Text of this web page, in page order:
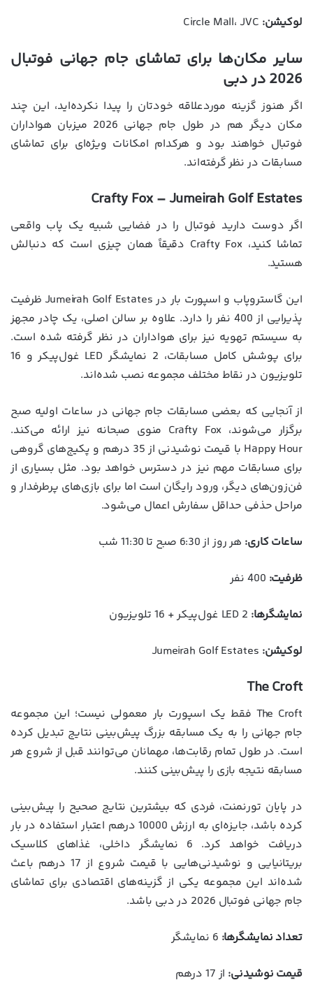
لوکیشن:
سایر مکان‌ها برای تماشای جام جهانی فوتبال
2026 در دبی
اگر هنوز گزینه موردعلاقه خودتان را پیدا نکرده‌اید، این چند
مکان دیگر هم در طول جام جهانی 2026 میزبان هواداران
فوتبال خواهند بود و هرکدام امکانات ویژه‌ای برای تماشای
مسابقات در نظر گرفته‌اند.
Crafty Fox – Jumeirah Golf Estates
اگر دوست دارید فوتبال را در فضایی شبیه یک پاب واقعی
تماشا کنید، Crafty Fox دقیقاً همان چیزی است که دنبالش
هستید.
این گاستروپاب و اسپورت بار در Jumeirah Golf Estates ظرفیت
پذیرایی از 400 نفر را دارد. علاوه بر سالن اصلی، یک چادر مجهز
به سیستم تهویه نیز برای هواداران در نظر گرفته شده است.
برای پوشش کامل مسابقات، 2 نمایشگر LED غول‌پیکر و 16
تلویزیون در نقاط مختلف مجموعه نصب شده‌اند.
از آنجایی که بعضی مسابقات جام جهانی در ساعات اولیه صبح
برگزار می‌شوند، Crafty Fox منوی صبحانه نیز ارائه می‌کند.
Happy Hour با قیمت نوشیدنی از 35 درهم و پکیج‌های گروهی
برای مسابقات مهم نیز در دسترس خواهد بود. مثل بسیاری از
فن‌زون‌های دیگر، ورود رایگان است اما برای بازی‌های پرطرفدار و
مراحل حذفی حداقل سفارش اعمال می‌شود.
ساعات کاری: هر روز از 6:30 صبح تا 11:30 شب
ظرفیت:
نمایشگرها:
لوکیشن:
The Croft
The Croft فقط یک اسپورت بار معمولی نیست؛ این مجموعه
جام جهانی را به یک مسابقه بزرگ پیش‌بینی نتایج تبدیل کرده
است. در طول تمام رقابت‌ها، مهمانان می‌توانند قبل از شروع هر
مسابقه نتیجه بازی را پیش‌بینی کنند.
در پایان تورنمنت، فردی که بیشترین نتایج صحیح را پیش‌بینی
کرده باشد، جایزه‌ای به ارزش 10000 درهم اعتبار استفاده در بار
دریافت خواهد کرد. 6 نمایشگر داخلی، غذاهای کلاسیک
بریتانیایی و نوشیدنی‌هایی با قیمت شروع از 17 درهم باعث
شده‌اند این مجموعه یکی از گزینه‌های اقتصادی برای تماشای
جام جهانی فوتبال 2026 در دبی باشد.
تعداد نمایشگرها:
قیمت نوشیدنی: از 17 درهم